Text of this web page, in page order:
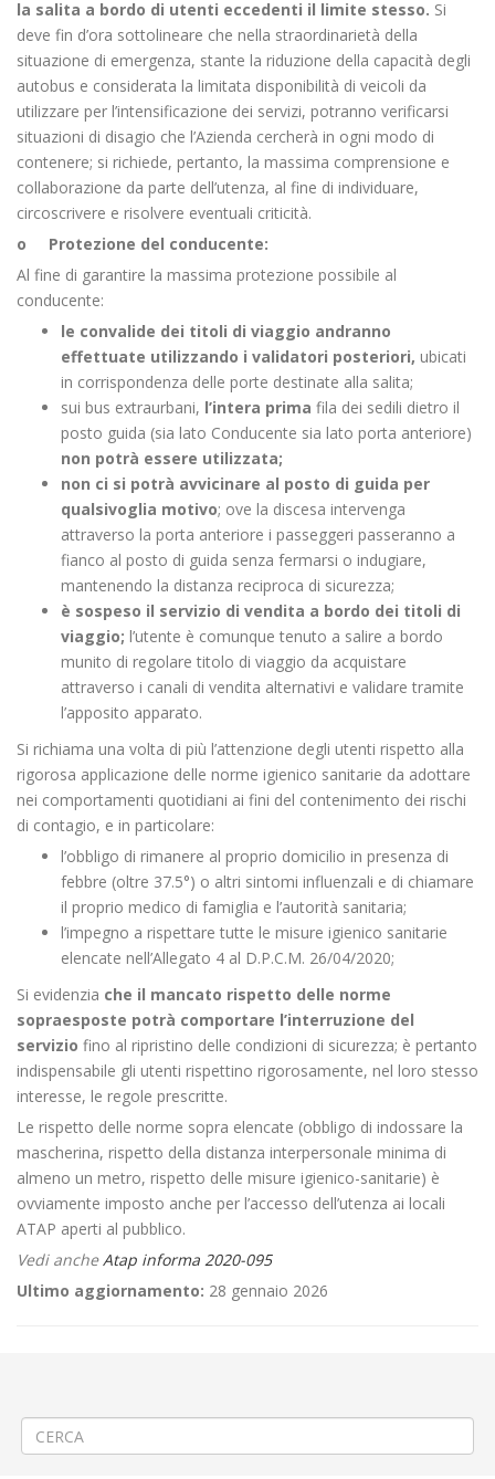
la salita a bordo di utenti eccedenti il limite stesso. Si
deve fin d’ora sottolineare che nella straordinarietà della
situazione di emergenza, stante la riduzione della capacità degli
autobus e considerata la limitata disponibilità di veicoli da
utilizzare per l’intensificazione dei servizi, potranno verificarsi
situazioni di disagio che l’Azienda cercherà in ogni modo di
contenere; si richiede, pertanto, la massima comprensione e
collaborazione da parte dell’utenza, al fine di individuare,
circoscrivere e risolvere eventuali criticità.
o Protezione del conducente:
Al fine di garantire la massima protezione possibile al
conducente:
le convalide dei titoli di viaggio andranno
effettuate utilizzando i validatori posteriori, ubicati
in corrispondenza delle porte destinate alla salita;
sui bus extraurbani, l’intera prima fila dei sedili dietro il
posto guida (sia lato Conducente sia lato porta anteriore)
non potrà essere utilizzata;
non ci si potrà avvicinare al posto di guida per
qualsivoglia motivo; ove la discesa intervenga
attraverso la porta anteriore i passeggeri passeranno a
fianco al posto di guida senza fermarsi o indugiare,
mantenendo la distanza reciproca di sicurezza;
è sospeso il servizio di vendita a bordo dei titoli di
viaggio; l’utente è comunque tenuto a salire a bordo
munito di regolare titolo di viaggio da acquistare
attraverso i canali di vendita alternativi e validare tramite
l’apposito apparato.
Si richiama una volta di più l’attenzione degli utenti rispetto alla
rigorosa applicazione delle norme igienico sanitarie da adottare
nei comportamenti quotidiani ai fini del contenimento dei rischi
di contagio, e in particolare:
l’obbligo di rimanere al proprio domicilio in presenza di
febbre (oltre 37.5°) o altri sintomi influenzali e di chiamare
il proprio medico di famiglia e l’autorità sanitaria;
l’impegno a rispettare tutte le misure igienico sanitarie
elencate nell’Allegato 4 al D.P.C.M. 26/04/2020;
Si evidenzia che il mancato rispetto delle norme
sopraesposte potrà comportare l’interruzione del
servizio fino al ripristino delle condizioni di sicurezza; è pertanto
indispensabile gli utenti rispettino rigorosamente, nel loro stesso
interesse, le regole prescritte.
Le rispetto delle norme sopra elencate (obbligo di indossare la
mascherina, rispetto della distanza interpersonale minima di
almeno un metro, rispetto delle misure igienico-sanitarie) è
ovviamente imposto anche per l’accesso dell’utenza ai locali
ATAP aperti al pubblico.
Vedi ancheAtap informa 2020-095
Ultimo aggiornamento: 28 gennaio 2026